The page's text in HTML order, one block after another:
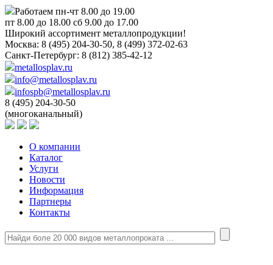
Работаем пн-чт 8.00 до 19.00
пт 8.00 до 18.00 сб 9.00 до 17.00
Широкий ассортимент металлопродукции!
Москва: 8 (495) 204-30-50, 8 (499) 372-02-63
Санкт-Петербург: 8 (812) 385-42-12
metallosplav.ru
info@metallosplav.ru
infospb@metallosplav.ru
8 (495) 204-30-50
(многоканальный)
О компании
Каталог
Услуги
Новости
Информация
Партнеры
Контакты